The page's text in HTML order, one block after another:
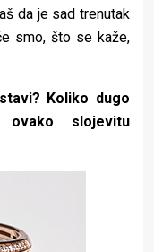
da je sad trenutak
smo, što se kaže,
Koliko dugo
slojevitu